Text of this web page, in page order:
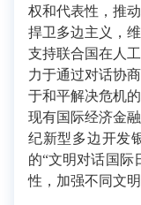
权和代表性，推
捍卫多边主义，
支持联合国在人
力于通过对话协
于和平解决危机
现有国际经济金
纪新型多边开发
的“文明对话国际
性，加强不同文